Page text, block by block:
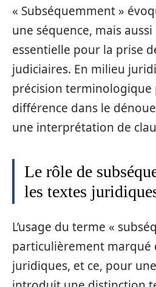
« Subséquemment »
une séquence, mais
essentielle pour la prise
judiciaires. En milieu
précision
différence dans le
une interprétation de
Le rôle de
les textes
L’usage du terme «
particulièrement marqué
juridiques, et ce, pour